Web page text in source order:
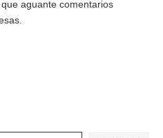
aguante comentarios